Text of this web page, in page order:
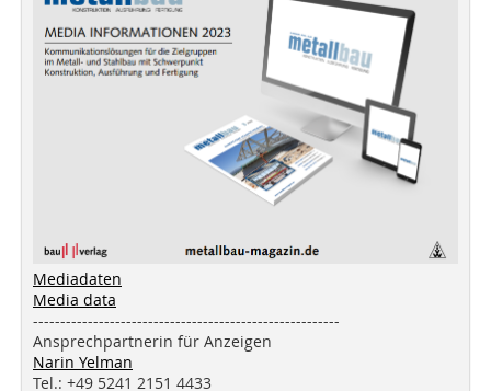
Mediadaten
Media data
--------------------------------------------------------
Ansprechpartnerin für Anzeigen
Narin Yelman
Tel.: +49 5241 2151 4433